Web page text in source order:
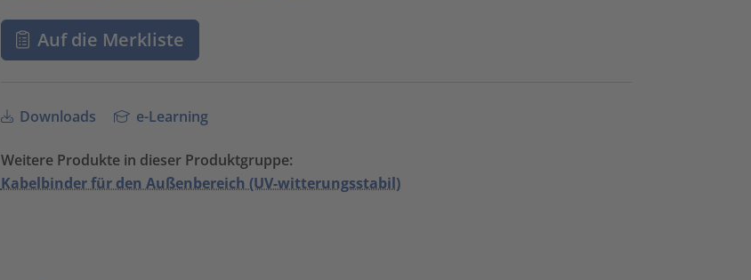
Auf die Merkliste
Downloads e-Learning
Weitere Produkte in dieser Produktgruppe:
Kabelbinder für den Außenbereich (UV-witterungsstabil)